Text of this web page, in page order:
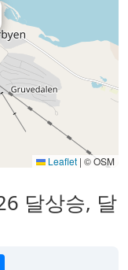
Leaflet | © OSM
달상승, 달